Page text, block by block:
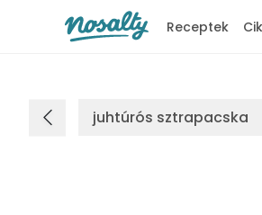
Receptek
juhtúrós sztrapacska